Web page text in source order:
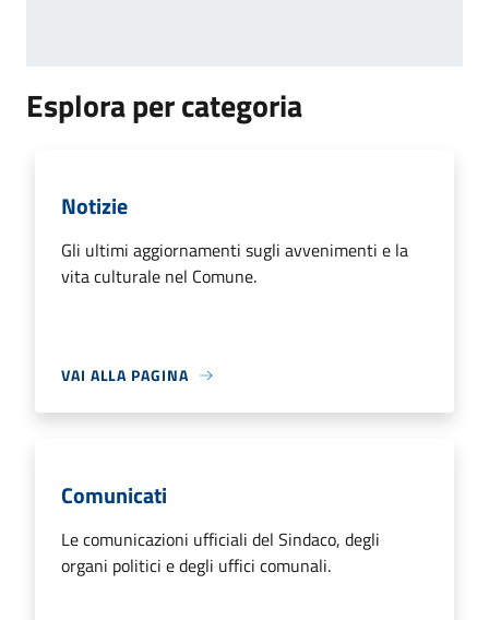
Esplora per categoria
Notizie
Gli ultimi aggiornamenti sugli avvenimenti e la
vita culturale nel Comune.
VAI ALLA PAGINA
Comunicati
Le comunicazioni ufficiali del Sindaco, degli
organi politici e degli uffici comunali.